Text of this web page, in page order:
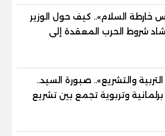
خارطة السلام».. كيف حول الوزير
شروط الحرب المعقدة إلى
للانسحاب والإعمار؟
والتشريع».. صبورة السيد..
وتربوية تجمع بين تشريع
وصناعة الأجيال لبناء الإنسان